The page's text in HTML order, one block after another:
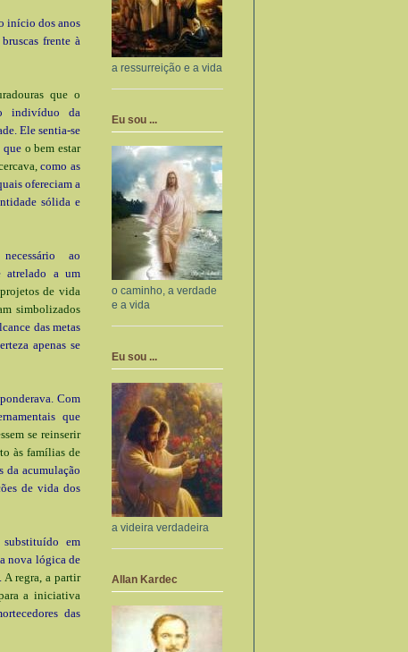
início dos anos
frente à
que o
indivíduo da
Ele sentia-se
que o bem estar
como as
ofereciam a
sólida e
ao
atrelado a um
de vida
simbolizados
das metas
apenas se
Com
que
se reinserir
às famílias de
da acumulação
de vida dos
substituído em
nova lógica de
A regra, a partir
a iniciativa
das
a ressurreição e a vida
Eu sou ...
o caminho, a verdade
e a vida
Eu sou ...
a videira verdadeira
Allan Kardec